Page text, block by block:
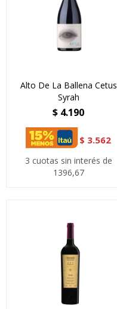
Alto De La Ballena Cetus
Syrah
$ 4.190
$ 3.562
3 cuotas sin interés de
1396,67